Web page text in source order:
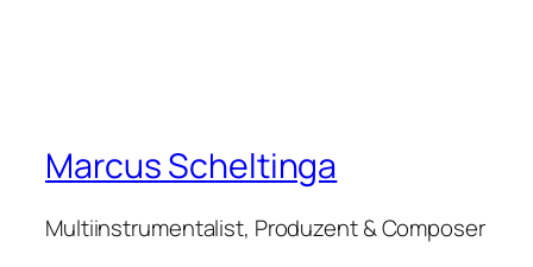
Marcus Scheltinga
Multiinstrumentalist, Produzent & Composer